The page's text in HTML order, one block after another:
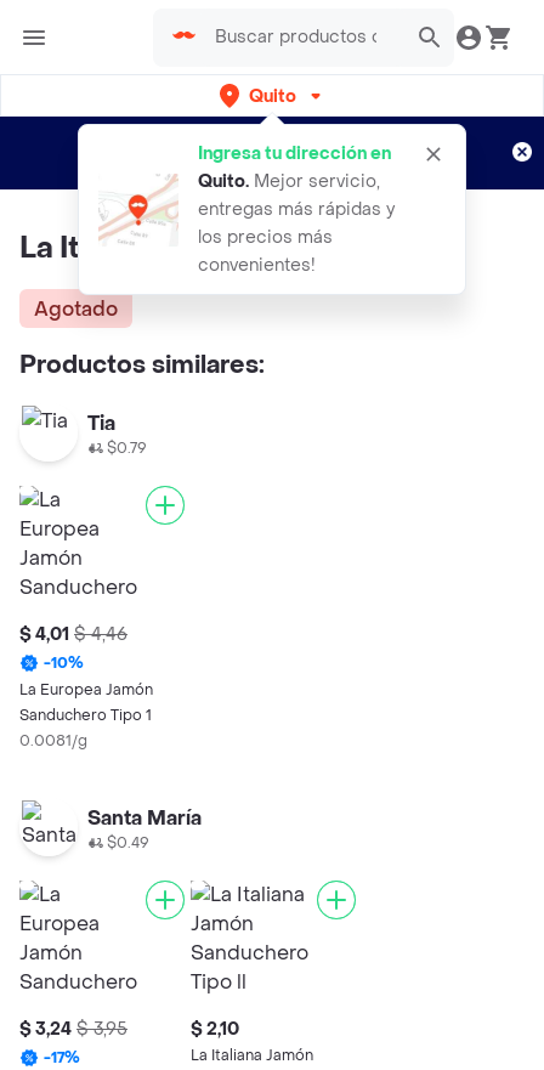
Quito
Ingresa tu dirección en
Quito. Mejor servicio,
entregas más rápidas y
los precios más
convenientes!
envíos gratis por semanas
Aplican TyC
La Italiana Jamón Sanduchero
Agotado
Productos similares:
Tia
$0.79
$ 4,01 $ 4,46
-10%
La Europea Jamón
Sanduchero Tipo 1
0.0081/g
Santa María
$0.49
$ 3,24 $ 3,95
-17%
$ 2,10
La Italiana Jamón